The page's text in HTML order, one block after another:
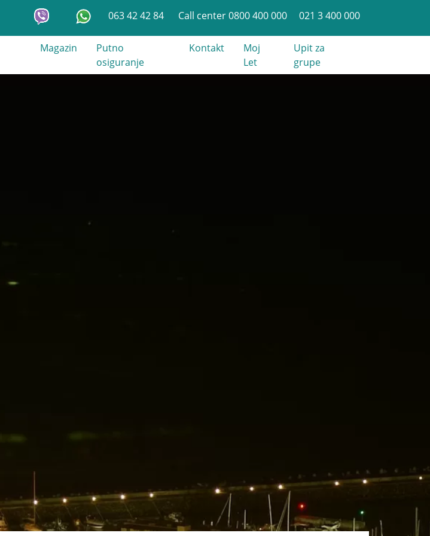
063 42 42 84 Call center 0800 400 000 021 3 400 000
Magazin
Putno
osiguranje
Kontakt
Moj
Let
Upit za
grupe